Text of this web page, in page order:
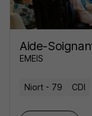
Aide-
EMEIS
Niort - 79 CDI